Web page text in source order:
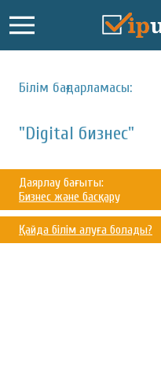
Білім бағдарламасы:
"Digital бизнес"
Даярлау бағыты:
Бизнес және басқару
Қайда білім алуға болады?